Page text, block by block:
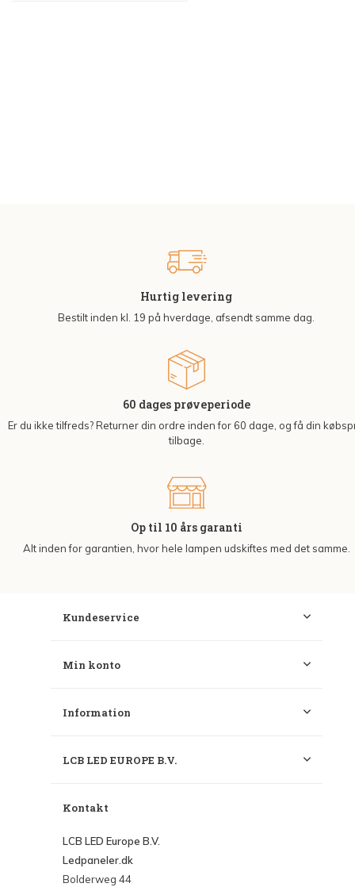
Hurtig levering
Bestilt inden kl. 19 på hverdage, afsendt samme dag.
60 dages prøveperiode
Er du ikke tilfreds? Returner din ordre inden for 60 dage, og få din
tilbage.
Op til 10 års garanti
Alt inden for garantien, hvor hele lampen udskiftes med det samme.
Kundeservice
Min konto
Information
LCB LED EUROPE B.V.
Kontakt
LCB LED Europe B.V.
Ledpaneler.dk
Bolderweg 44